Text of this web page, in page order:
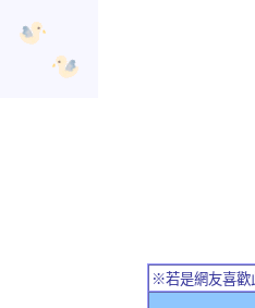
※若是網友喜歡